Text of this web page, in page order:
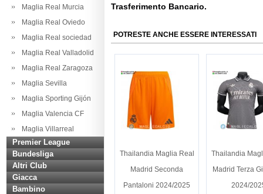
Maglia Real Murcia
Maglia Real Oviedo
Maglia Real sociedad
Maglia Real Valladolid
Maglia Real Zaragoza
Maglia Sevilla
Maglia Sporting Gijón
Maglia Valencia CF
Maglia Villarreal
Premier League
Bundesliga
Altri Club
Giacca
Bambino
Trasferimento Bancario.
POTRESTE ANCHE ESSERE INTERESSATI
Thailandia Maglia Real
Madrid Seconda
Pantaloni 2024/2025
Thailandia
Madrid Terza
2024/